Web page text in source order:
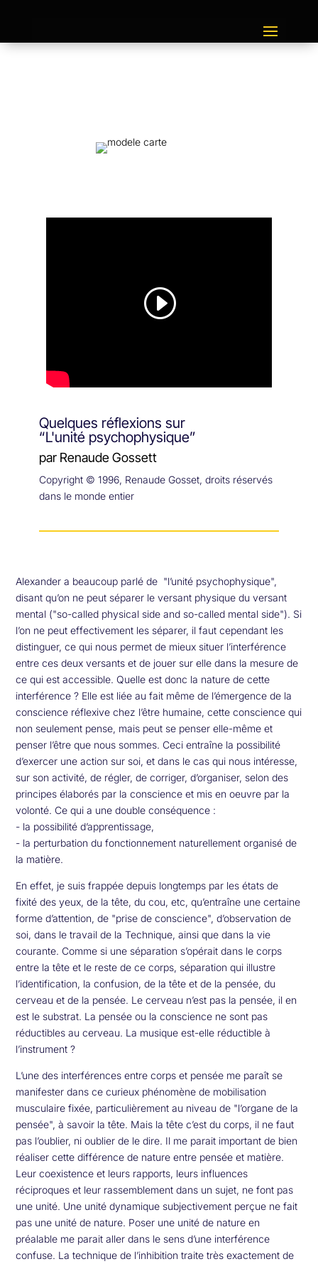
Quelques réflexions sur
“L'unité psychophysique”
par Renaude Gossett
Copyright © 1996, Renaude Gosset, droits réservés
dans le monde entier
Alexander a beaucoup parlé de "l’unité psychophysique",
disant qu’on ne peut séparer le versant physique du versant
mental ("so-called physical side and so-called mental side"). Si
l’on ne peut effectivement les séparer, il faut cependant les
distinguer, ce qui nous permet de mieux situer l’interférence
entre ces deux versants et de jouer sur elle dans la mesure de
ce qui est accessible. Quelle est donc la nature de cette
interférence ? Elle est liée au fait même de l’émergence de la
conscience réflexive chez l’être humaine, cette conscience qui
non seulement pense, mais peut se penser elle-même et
penser l’être que nous sommes. Ceci entraîne la possibilité
d’exercer une action sur soi, et dans le cas qui nous intéresse,
sur son activité, de régler, de corriger, d’organiser, selon des
principes élaborés par la conscience et mis en oeuvre par la
volonté. Ce qui a une double conséquence :
- la possibilité d’apprentissage,
- la perturbation du fonctionnement naturellement organisé de
la matière.
En effet, je suis frappée depuis longtemps par les états de
fixité des yeux, de la tête, du cou, etc, qu’entraîne une certaine
forme d’attention, de "prise de conscience", d’observation de
soi, dans le travail de la Technique, ainsi que dans la vie
courante. Comme si une séparation s’opérait dans le corps
entre la tête et le reste de ce corps, séparation qui illustre
l’identification, la confusion, de la tête et de la pensée, du
cerveau et de la pensée. Le cerveau n’est pas la pensée, il en
est le substrat. La pensée ou la conscience ne sont pas
réductibles au cerveau. La musique est-elle réductible à
l’instrument ?
L’une des interférences entre corps et pensée me paraît se
manifester dans ce curieux phénomène de mobilisation
musculaire fixée, particulièrement au niveau de "l’organe de la
pensée", à savoir la tête. Mais la tête c’est du corps, il ne faut
pas l’oublier, ni oublier de le dire. Il me parait important de bien
réaliser cette différence de nature entre pensée et matière.
Leur coexistence et leurs rapports, leurs influences
réciproques et leur rassemblement dans un sujet, ne font pas
une unité. Une unité dynamique subjectivement perçue ne fait
pas une unité de nature. Poser une unité de nature en
préalable me parait aller dans le sens d’une interférence
confuse. La technique de l’inhibition traite très exactement de